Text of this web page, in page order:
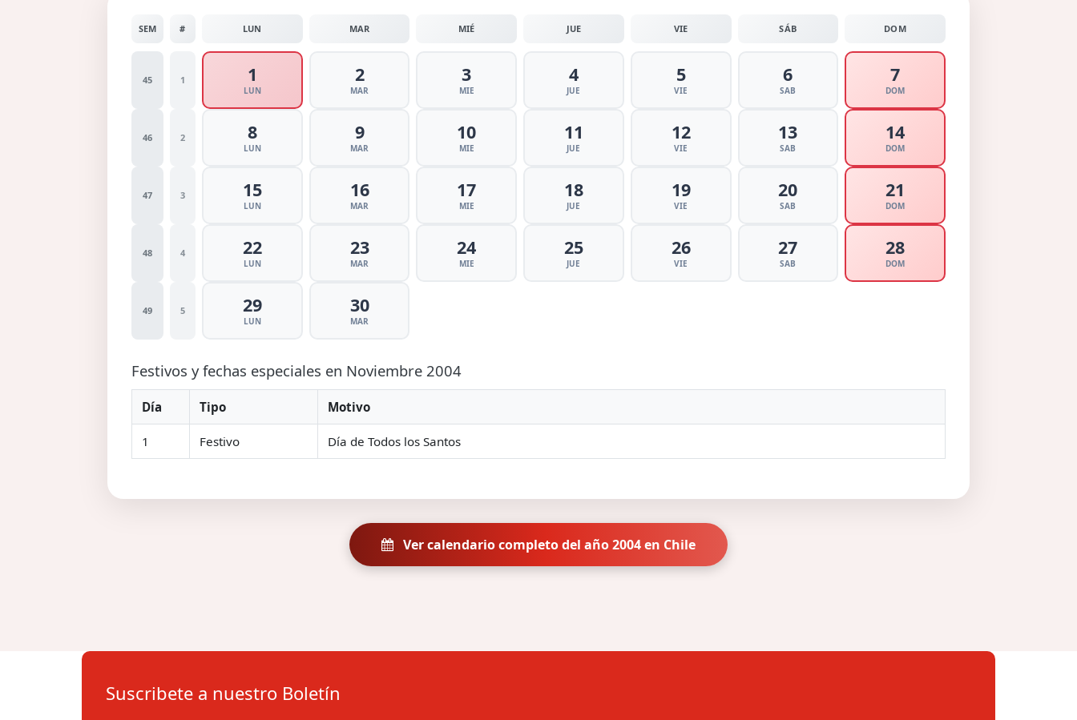
SEM # LUN MAR MIÉ JUE VIE SÁB DOM
45 1 1
LUN
2
MAR
3
MIE
4
JUE
5
VIE
6
SAB
7
DOM
46 2 8
LUN
9
MAR
10
MIE
11
JUE
12
VIE
13
SAB
14
DOM
47 3 15
LUN
16
MAR
17
MIE
18
JUE
19
VIE
20
SAB
21
DOM
48 4 22
LUN
23
MAR
24
MIE
25
JUE
26
VIE
27
SAB
28
DOM
49 5 29
LUN
30
MAR
Festivos y fechas especiales en Noviembre 2004
Día Tipo Motivo
1 Festivo Día de Todos los Santos
Ver calendario completo del año 2004 en Chile
Suscribete a nuestro Boletín